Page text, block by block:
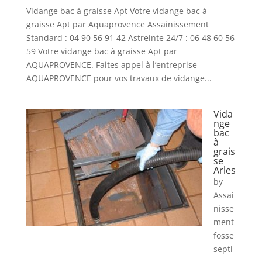
Vidange bac à graisse Apt Votre vidange bac à
graisse Apt par Aquaprovence Assainissement
Standard : 04 90 56 91 42 Astreinte 24/7 : 06 48 60 56
59 Votre vidange bac à graisse Apt par
AQUAPROVENCE. Faites appel à l’entreprise
AQUAPROVENCE pour vos travaux de vidange...
Vida
nge
bac
à
grais
se
Arles
by
Assai
nisse
ment
fosse
septi